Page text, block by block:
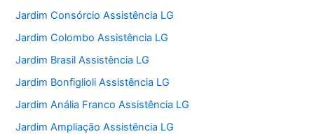
Jardim Consórcio Assistência LG
Jardim Colombo Assistência LG
Jardim Brasil Assistência LG
Jardim Bonfiglioli Assistência LG
Jardim Anália Franco Assistência LG
Jardim Ampliação Assistência LG